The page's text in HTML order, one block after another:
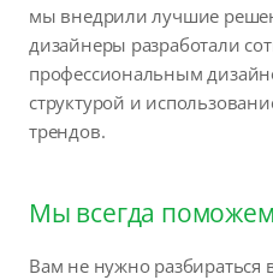
мы внедрили лучшие
дизайнеры разработали
профессиональным
структурой и
трендов.
Мы всегда
Вам не нужно разбираться